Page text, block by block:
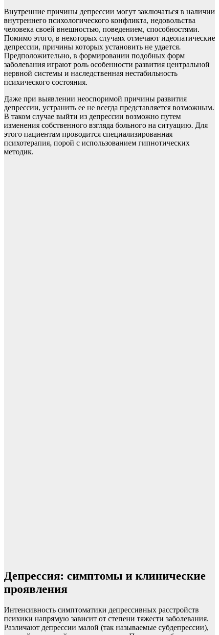
Внутренние причины депрессии могут заключаться в наличии
внутреннего психологического конфликта, недовольства
человека своей внешностью, поведением, способностями.
Помимо этого, в некоторых случаях отмечают идеопатические
депрессии, причины которых установить не удается.
Предположительно, в формировании подобных форм
заболевания играют роль особенности развития центральной
нервной системы и наследственная нестабильность
психического состояния.
Даже при выявлении неоспоримой причины развития
депрессии, устранить ее не всегда представляется возможным.
В таком случае выйти из депрессии возможно путем
изменения собственного взгляда больного на ситуацию. Для
этого пациентам проводится специализированная
психотерапия, порой с использованием гипнотических
методик.
Депрессия: симптомы и клинические
проявления
Интенсивность симптоматики депрессивных расстройств
психики напрямую зависит от степени тяжести заболевания.
Различают депрессии малой (так называемые субдепрессии),